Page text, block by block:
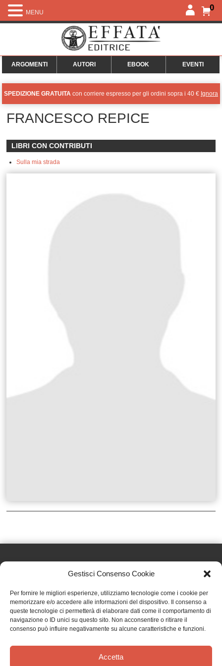
Gestisci Consenso Cookie
Per fornire le migliori esperienze, utilizziamo tecnologie come i cookie per
memorizzare e/o accedere alle informazioni del dispositivo. Il consenso a
queste tecnologie ci permetterà di elaborare dati come il comportamento di
navigazione o ID unici su questo sito. Non acconsentire o ritirare il
consenso può influire negativamente su alcune caratteristiche e funzioni.
Accetta
0
ARGOMENTI AUTORI EBOOK EVENTI
SPEDIZIONE GRATUITA con corriere espresso per gli ordini sopra i 40 € Ignora
FRANCESCO REPICE
LIBRI CON CONTRIBUTI
Sulla mia strada
Effatà Editrice di Pellegrino Paolo SAS
C.F. e P.IVA 09655250018
Via Tre Denti, 1 - 10060 Cantalupa (TO)
Telefono: (+39) 0121 353452 - Fax: (+39) 0121 353839
MENU